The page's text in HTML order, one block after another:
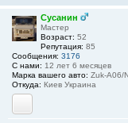
б
щ
е
н
и
е
#
3
3
Сусанин
Мастер
Возраст: 52
Репутация: 85
Сообщения: 3176
С нами: 12 лет 6 месяцев
Марка вашего авто: Zuk-A06/
Откуда: Киев Украина
YouTube